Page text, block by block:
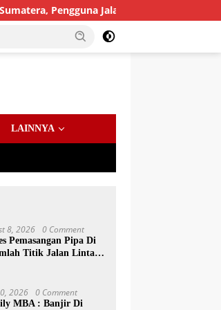
Jalan diimbau Untuk meningkatkan
LAINNYA
8, 2026 0 Comment
Pemasangan Pipa Di
Titik Jalan Lintas
Kewaspadaan
2026 0 Comment
MBA : Banjir Di